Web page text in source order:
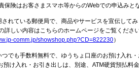
保険はお客さまスマホ等からのWebでの申込みと
されている郵便局で、商品やサービスを宣伝して
詳しい内容はこちらのホームページをご覧くださ
comm.jp/showshop.php?CD=822230）
つでも手数料無料で、ゆうちょ口座のお預け入れ
預け入れ・お引き出しは、別途、ATM硬貨預払料